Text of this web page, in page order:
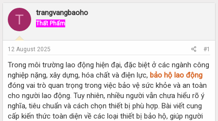
e
d
a
r
e
r
r
T trangvangbaoho
Thất Phẩm
12 August 2025 #1
Trong môi trường lao động hiện đại, đặc biệt ở các ngành công
nghiệp nặng, xây dựng, hóa chất và điện lực, bảo hộ lao động
đóng vai trò quan trọng trong việc bảo vệ sức khỏe và an toàn
cho người lao động. Tuy nhiên, nhiều người vẫn chưa hiểu rõ ý
nghĩa, tiêu chuẩn và cách chọn thiết bị phù hợp. Bài viết cung
cấp kiến thức toàn diện về các loại thiết bị bảo hộ, giúp người